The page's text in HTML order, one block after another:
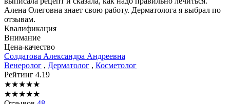
Алена Олеговна знает свою работу. Дерматолога я выбрал по
отзывам.
Квалификация
Внимание
Цена-качество
Солдатова Александра Андреевна
Венеролог , Дерматолог , Косметолог
Рейтинг 4.19
★★★★★
★★★★★